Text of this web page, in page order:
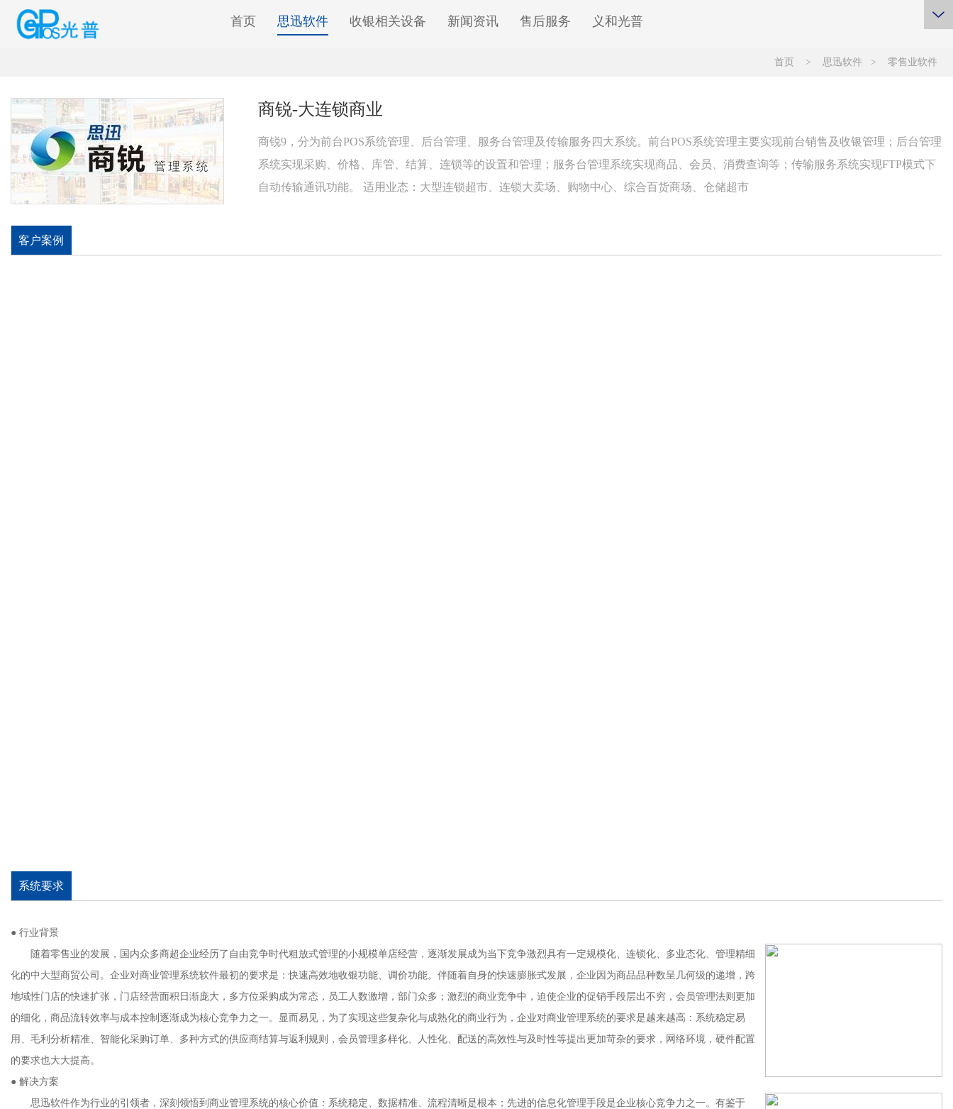
首页 思迅软件 收银相关设备 新闻资讯 售后服务 义和光普
首页 > 思迅软件 > 零售业软件
商锐-大连锁商业
商锐9，分为前台POS系统管理、后台管理、服务台管理及传输服务四大系统。前台POS系统管理主要实现前台销售及收银管理；后台管理
系统实现采购、价格、库管、结算、连锁等的设置和管理；服务台管理系统实现商品、会员、消费查询等；传输服务系统实现FTP模式下
自动传输通讯功能。 适用业态：大型连锁超市、连锁大卖场、购物中心、综合百货商场、仓储超市
客户案例
系统要求
● 行业背景
随着零售业的发展，国内众多商超企业经历了自由竞争时代粗放式管理的小规模单店经营，逐渐发展成为当下竞争激烈具有一定规模化、连锁化、多业态化、管理精细
化的中大型商贸公司。企业对商业管理系统软件最初的要求是：快速高效地收银功能、调价功能。伴随着自身的快速膨胀式发展，企业因为商品品种数呈几何级的递增，跨
地域性门店的快速扩张，门店经营面积日渐庞大，多方位采购成为常态，员工人数激增，部门众多；激烈的商业竞争中，迫使企业的促销手段层出不穷，会员管理法则更加
的细化，商品流转效率与成本控制逐渐成为核心竞争力之一。显而易见，为了实现这些复杂化与成熟化的商业行为，企业对商业管理系统的要求是越来越高：系统稳定易
用、毛利分析精准、智能化采购订单、多种方式的供应商结算与返利规则，会员管理多样化、人性化、配送的高效性与及时性等提出更加苛杂的要求，网络环境，硬件配置
的要求也大大提高。
● 解决方案
思迅软件作为行业的引领者，深刻领悟到商业管理系统的核心价值：系统稳定、数据精准、流程清晰是根本；先进的信息化管理手段是企业核心竞争力之一。有鉴于